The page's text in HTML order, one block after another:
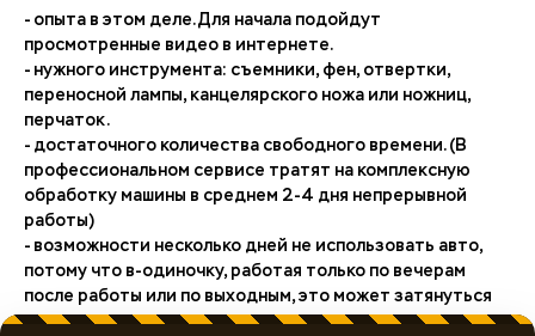
- опыта в этом деле. Для начала подойдут
просмотренные видео в интернете.
- нужного инструмента: съемники, фен, отвертки,
переносной лампы, канцелярского ножа или ножниц,
перчаток.
- достаточного количества свободного времени. (В
профессиональном сервисе тратят на комплексную
обработку машины в среднем 2-4 дня непрерывной
работы)
- возможности несколько дней не использовать авто,
потому что в-одиночку, работая только по вечерам
после работы или по выходным, это может затянуться
надолго.